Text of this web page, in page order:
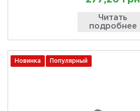
Читать
подробнее
Новинка Популярный